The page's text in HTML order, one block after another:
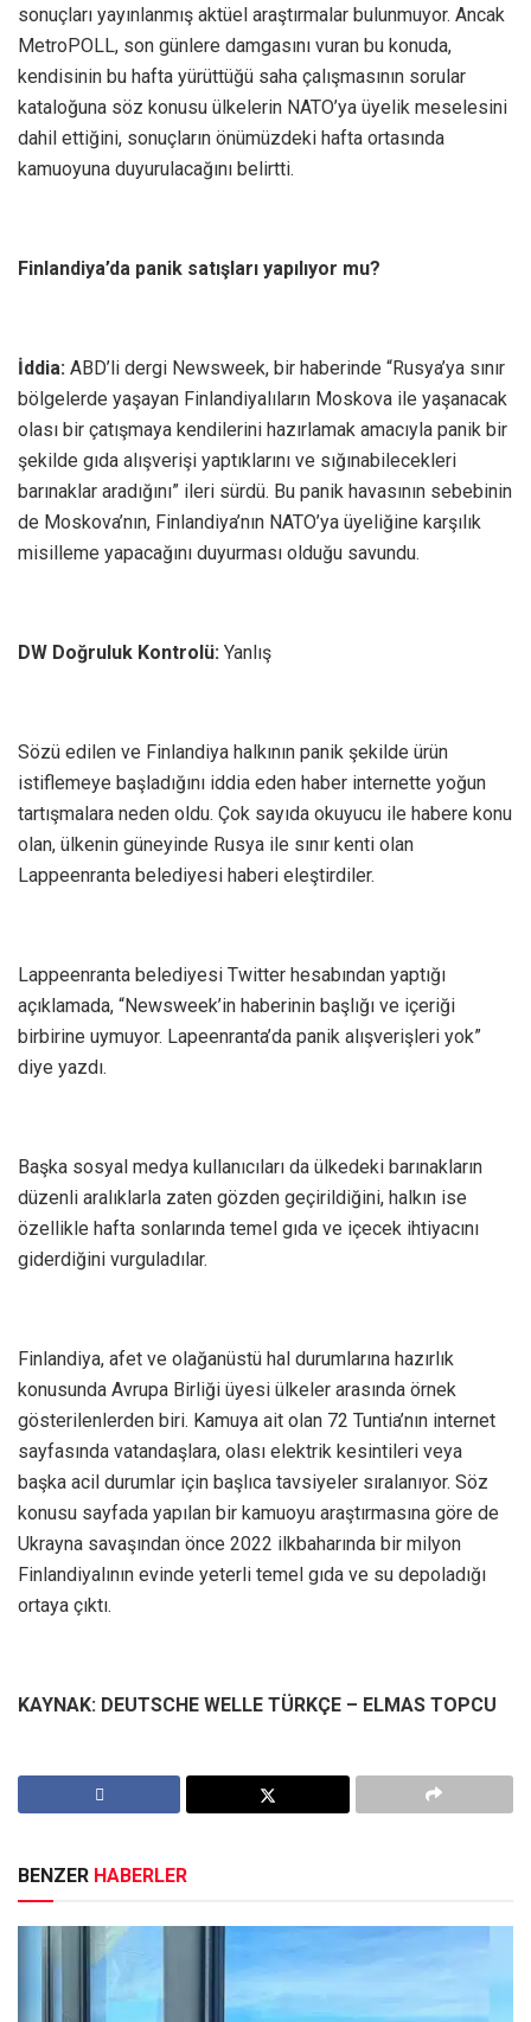
sonuçları yayınlanmış aktüel araştırmalar bulunmuyor. Ancak
MetroPOLL, son günlere damgasını vuran bu konuda,
kendisinin bu hafta yürüttüğü saha çalışmasının sorular
kataloğuna söz konusu ülkelerin NATO’ya üyelik meselesini
dahil ettiğini, sonuçların önümüzdeki hafta ortasında
kamuoyuna duyurulacağını belirtti.
Finlandiya’da panik satışları yapılıyor mu?
İddia: ABD’li dergi Newsweek, bir haberinde “Rusya’ya sınır
bölgelerde yaşayan Finlandiyalıların Moskova ile yaşanacak
olası bir çatışmaya kendilerini hazırlamak amacıyla panik bir
şekilde gıda alışverişi yaptıklarını ve sığınabilecekleri
barınaklar aradığını” ileri sürdü. Bu panik havasının sebebinin
de Moskova’nın, Finlandiya’nın NATO’ya üyeliğine karşılık
misilleme yapacağını duyurması olduğu savundu.
DW Doğruluk Kontrolü: Yanlış
Sözü edilen ve Finlandiya halkının panik şekilde ürün
istiflemeye başladığını iddia eden haber internette yoğun
tartışmalara neden oldu. Çok sayıda okuyucu ile habere konu
olan, ülkenin güneyinde Rusya ile sınır kenti olan
Lappeenranta belediyesi haberi eleştirdiler.
Lappeenranta belediyesi Twitter hesabından yaptığı
açıklamada, “Newsweek’in haberinin başlığı ve içeriği
birbirine uymuyor. Lapeenranta’da panik alışverişleri yok”
diye yazdı.
Başka sosyal medya kullanıcıları da ülkedeki barınakların
düzenli aralıklarla zaten gözden geçirildiğini, halkın ise
özellikle hafta sonlarında temel gıda ve içecek ihtiyacını
giderdiğini vurguladılar.
Finlandiya, afet ve olağanüstü hal durumlarına hazırlık
konusunda Avrupa Birliği üyesi ülkeler arasında örnek
gösterilenlerden biri. Kamuya ait olan 72 Tuntia’nın internet
sayfasında vatandaşlara, olası elektrik kesintileri veya
başka acil durumlar için başlıca tavsiyeler sıralanıyor. Söz
konusu sayfada yapılan bir kamuoyu araştırmasına göre de
Ukrayna savaşından önce 2022 ilkbaharında bir milyon
Finlandiyalının evinde yeterli temel gıda ve su depoladığı
ortaya çıktı.
KAYNAK: DEUTSCHE WELLE TÜRKÇE – ELMAS TOPCU
BENZER HABERLER